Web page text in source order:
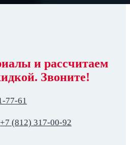
и рассчитаем
Звоните!
77-61
+7 (812) 317-00-92